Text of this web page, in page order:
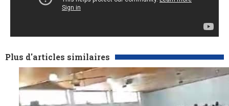
Plus d'articles similaires